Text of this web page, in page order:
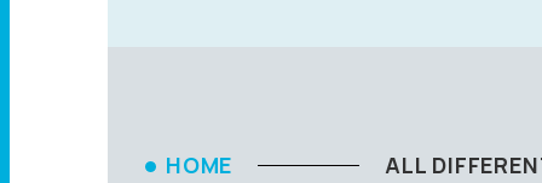
HOME ALL